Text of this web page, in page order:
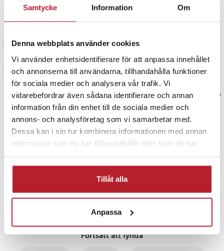
Samtycke Information Om
Denna webbplats använder cookies
Vi använder enhetsidentifierare för att anpassa innehållet
och annonserna till användarna, tillhandahålla funktioner
för sociala medier och analysera vår trafik. Vi
vidarebefordrar även sådana identifierare och annan
information från din enhet till de sociala medier och
annons- och analysföretag som vi samarbetar med.
Dessa kan i sin tur kombinera informationen med annan
information som du har tillhandahållit eller som de har
Tillåt alla
Anpassa
Specifikation
- Wi-Fi-modul: BCM8335
- Bluetooth-version: 4.1
- Wi-Fi-frekvens: 5150-5250 MHz, 5725-5850 MHz / 2412-2472 MHz
- Ingångseffekt: 5V±0.2V 1.0A
- Utgångseffekt: DC 5V±0.2V 1.0A
- Strömförbrukning: 0,75 W
- Kompatibilitet: iPhone 6 eller senare (iOS 10+), Android 11.0 eller
senare
- Anslutningar: LED-lampa, USB-C-port, USB-port
- Mått: 76 × 43 × 12,3 mm
- Innehåll: Trådlös adapter, USB-A till USB-C-kabel, USB-C till USB-
Artikelnummer:119329
1 år sedan
JM
1 år sedan
Verified by Trustvoice
PRISGARANTI
Fortsätt att fynda